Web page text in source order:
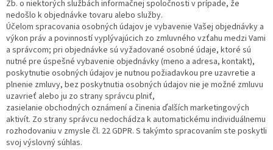
Zb. o niektorých službách informačnej spoločnosti v prípade, že
nedošlo k objednávke tovaru alebo služby.
Účelom spracovania osobných údajov je vybavenie Vašej objednávky a
výkon práv a povinností vyplývajúcich zo zmluvného vzťahu medzi Vami
a správcom; pri objednávke sú vyžadované osobné údaje, ktoré sú
nutné pre úspešné vybavenie objednávky (meno a adresa, kontakt),
poskytnutie osobných údajov je nutnou požiadavkou pre uzavretie a
plnenie zmluvy, bez poskytnutia osobných údajov nie je možné zmluvu
uzavrieť alebo ju zo strany správcu plniť,
zasielanie obchodných oznámení a činenia ďalších marketingových
aktivít. Zo strany správcu nedochádza k automatickému individuálnemu
rozhodovaniu v zmysle čl. 22 GDPR. S takýmto spracovaním ste poskytli
svoj výslovný súhlas.